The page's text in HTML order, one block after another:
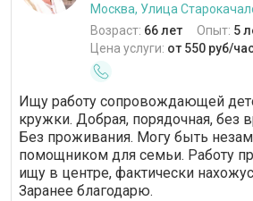
Москва, Улица
Возраст: 66 лет Опыт: 5
Цена услуги: от 550 руб/
Ищу работу сопровождающей
кружки. Добрая, порядочная, без
Без проживания. Могу быть
помощником для семьи. Работу
ищу в центре, фактически
Заранее благодарю.